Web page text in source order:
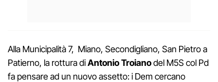
Alla Municipalità 7, Miano, Secondigliano, San Pietro a
Patierno, la rottura diAntonio Troianodel M5S col Pd
fa pensare ad un nuovo assetto: i Dem cercano